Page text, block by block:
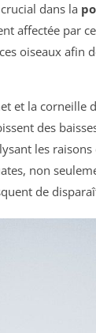
dans la
affectée par
oiseaux afin
et la corneille
des
les
non
de